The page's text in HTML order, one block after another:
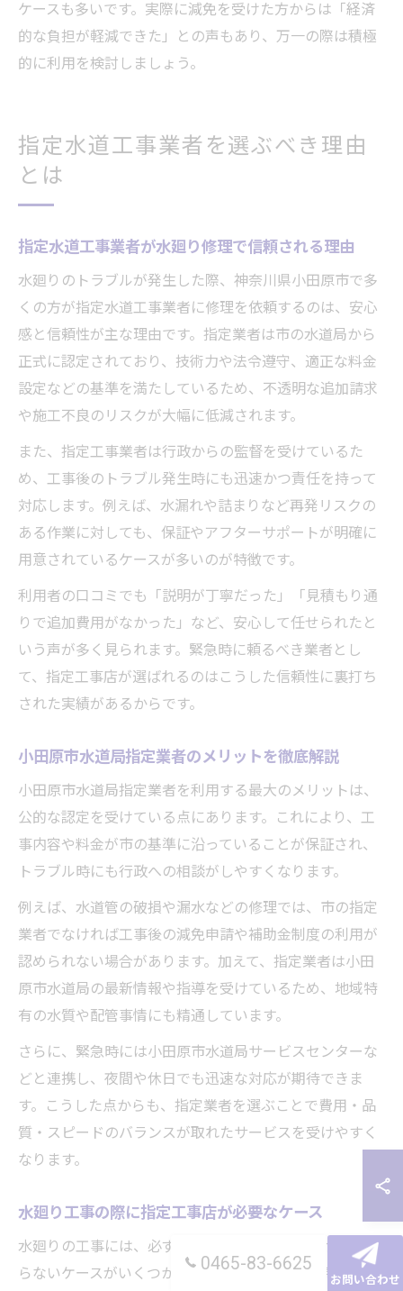
ケースも多いです。実際に減免を受けた方からは「経済
的な負担が軽減できた」との声もあり、万一の際は積極
的に利用を検討しましょう。
指定水道工事業者を選ぶべき理由
とは
指定水道工事業者が水廻り修理で信頼される理由
水廻りのトラブルが発生した際、神奈川県小田原市で多
くの方が指定水道工事業者に修理を依頼するのは、安心
感と信頼性が主な理由です。指定業者は市の水道局から
正式に認定されており、技術力や法令遵守、適正な料金
設定などの基準を満たしているため、不透明な追加請求
や施工不良のリスクが大幅に低減されます。
また、指定工事業者は行政からの監督を受けているた
め、工事後のトラブル発生時にも迅速かつ責任を持って
対応します。例えば、水漏れや詰まりなど再発リスクの
ある作業に対しても、保証やアフターサポートが明確に
用意されているケースが多いのが特徴です。
利用者の口コミでも「説明が丁寧だった」「見積もり通
りで追加費用がなかった」など、安心して任せられたと
いう声が多く見られます。緊急時に頼るべき業者とし
て、指定工事店が選ばれるのはこうした信頼性に裏打ち
された実績があるからです。
小田原市水道局指定業者のメリットを徹底解説
小田原市水道局指定業者を利用する最大のメリットは、
公的な認定を受けている点にあります。これにより、工
事内容や料金が市の基準に沿っていることが保証され、
トラブル時にも行政への相談がしやすくなります。
例えば、水道管の破損や漏水などの修理では、市の指定
業者でなければ工事後の減免申請や補助金制度の利用が
認められない場合があります。加えて、指定業者は小田
原市水道局の最新情報や指導を受けているため、地域特
有の水質や配管事情にも精通しています。
さらに、緊急時には小田原市水道局サービスセンターな
どと連携し、夜間や休日でも迅速な対応が期待できま
す。こうした点からも、指定業者を選ぶことで費用・品
質・スピードのバランスが取れたサービスを受けやすく
なります。
水廻り工事の際に指定工事店が必要なケース
水廻りの工事には、必ず指定工事店に依頼しなければな
らないケースがいくつかあります。特に、小田原市内で
0465-83-6625
お問い合わせ